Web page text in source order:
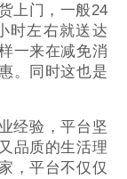
上门，一般24
时左右就送达
一来在减免消
。同时这也是
经验，平台坚
品质的生活理
，平台不仅仅